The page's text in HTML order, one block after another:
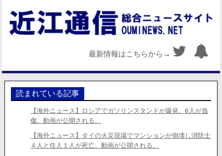
最新情報はこちらから→
読まれている記事
【海外ニュース】ロシアでガソリンスタンドが爆発。6人が負
傷。動画が公開される。
【海外ニュース】タイの火災現場でマンションが倒壊し消防士
４人と住人１人が死亡。動画が公開される。